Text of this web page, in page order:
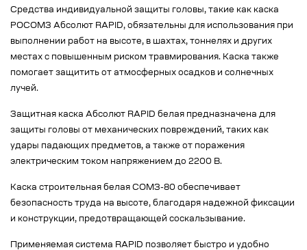
Средства индивидуальной защиты головы, такие как каска
РОСОМЗ Абсолют RAPID, обязательны для использования при
выполнении работ на высоте, в шахтах, тоннелях и других
местах с повышенным риском травмирования. Каска также
помогает защитить от атмосферных осадков и солнечных
лучей.
Защитная каска Абсолют RAPID белая предназначена для
защиты головы от механических повреждений, таких как
удары падающих предметов, а также от поражения
электрическим током напряжением до 2200 В.
Каска строительная белая СОМЗ-80 обеспечивает
безопасность труда на высоте, благодаря надежной фиксации
и конструкции, предотвращающей соскальзывание.
Применяемая система RAPID позволяет быстро и удобно